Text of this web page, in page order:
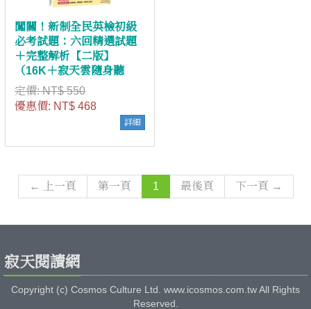
闖關！新制全民英檢初級
必考試題：六回精選試題
＋完整解析【二版】
（16K＋寂天雲隨身聽
APP）
定價:NT$ 550
優惠價: NT$ 468
詳細
← 上一頁 第一頁 1 最後頁 下一頁 →
寂天閱讀網
Copyright (c) Cosmos Culture Ltd. www.icosmos.com.tw All Rights
Reserved.